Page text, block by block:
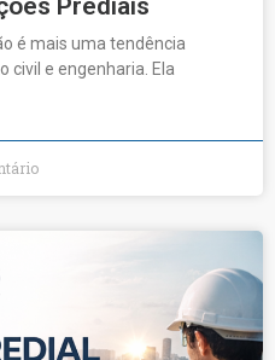
Prediais
é mais uma tendência
civil e engenharia. Ela